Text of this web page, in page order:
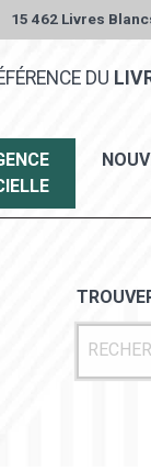
15 462 Livres
DU